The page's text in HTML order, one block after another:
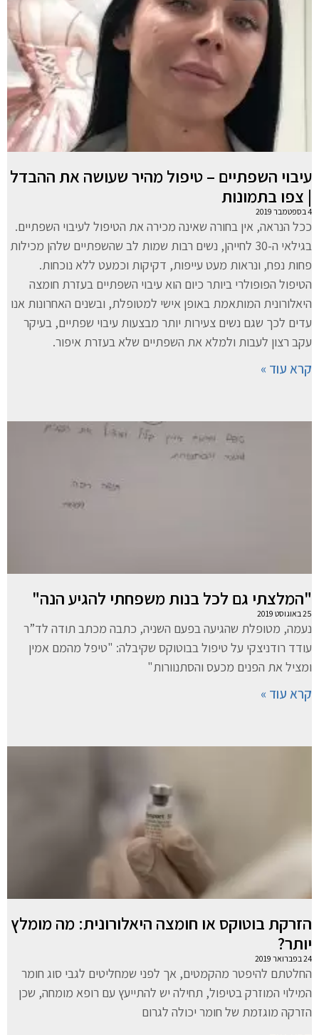
עיבוי השפתיים – טיפול מהיר שעושה את ההבדל
| צפו בתמונות
4 בספטמבר 2019
ככל הנראה, אין בחורה שאינה מכירה את הטיפול לעיבוי השפתיים.
בגילאי ה-30 לחייהן, נשים רבות שמות לב שהשפתיים שלהן מכילות
פחות נפח, ונראות מעט עייפות, דקיקות וכמעט ללא נוכחות.
הטיפול הפופולרי ביותר כיום הוא עיבוי השפתיים בעזרת חומצה
היאלורונית המותאמת באופן אישי למטופלת, ובשנים האחרונות אנו
עדים לכך שגם נשים צעירות יותר מבצעות עיבוי שפתיים, בעיקר
עקב רצון לעבות ולמלא את השפתיים שלא בעזרת איפור.
קרא עוד »
"המלצתי גם לכל בנות משפחתי להגיע הנה"
25 באוגוסט 2019
נעמה, מטופלת שהגיעה בפעם השניה, כתבה מכתב תודה לד”ר
עודד רודניצקי על טיפול בבוטוקס שקיבלה: "טיפל מהמם אמין
ומציל את הפנים מכעס והסתנוורות"
קרא עוד »
הזרקת בוטוקס או חומצה היאלורונית: מה מומלץ
יותר?
24 בפברואר 2019
החלטתם להיפטר מהקמטים, אך לפני שמחליטים לגבי סוג חומר
המילוי המוזרק בטיפול, תחילה יש להתייעץ עם רופא מומחה, שכן
הזרקה מוגזמת של חומר יכולה לגרום